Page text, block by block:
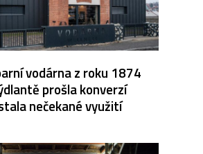
vodárna z roku 1874
prošla konverzí
nečekané využití